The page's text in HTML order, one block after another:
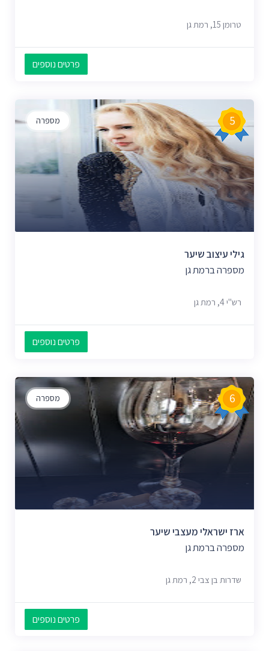
טרומן 15, רמת גן
פרטים נוספים
מספרה 5
גילי עיצוב שיער
מספרה ברמת גן
רש"י 4, רמת גן
פרטים נוספים
מספרה 6
ארז ישראלי מעצבי שיער
מספרה ברמת גן
שדרות בן צבי 2, רמת גן
פרטים נוספים